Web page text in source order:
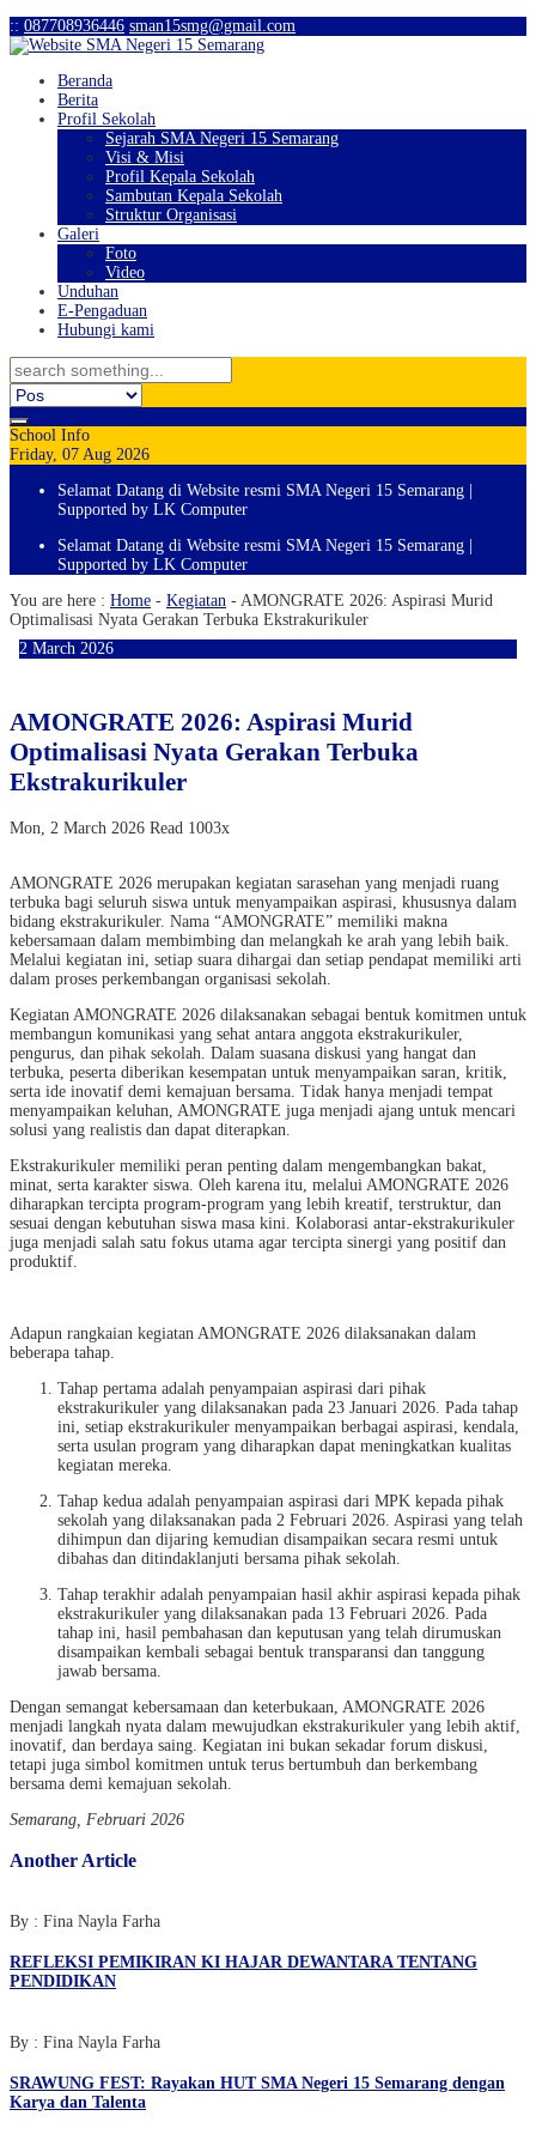
:: 087708936446 sman15smg@gmail.com
Beranda
Berita
Profil Sekolah
Sejarah SMA Negeri 15 Semarang
Visi & Misi
Profil Kepala Sekolah
Sambutan Kepala Sekolah
Struktur Organisasi
Galeri
Foto
Video
Unduhan
E-Pengaduan
Hubungi kami
School Info
Friday, 07 Aug 2026
Selamat Datang di Website resmi SMA Negeri 15 Semarang |
Supported by LK Computer
Selamat Datang di Website resmi SMA Negeri 15 Semarang |
Supported by LK Computer
You are here : Home - Kegiatan - AMONGRATE 2026: Aspirasi Murid
Optimalisasi Nyata Gerakan Terbuka Ekstrakurikuler
2 March 2026
AMONGRATE 2026: Aspirasi Murid
Optimalisasi Nyata Gerakan Terbuka
Ekstrakurikuler
Mon, 2 March 2026 Read 1003x
AMONGRATE 2026 merupakan kegiatan sarasehan yang menjadi ruang
terbuka bagi seluruh siswa untuk menyampaikan aspirasi, khususnya dalam
bidang ekstrakurikuler. Nama “AMONGRATE” memiliki makna
kebersamaan dalam membimbing dan melangkah ke arah yang lebih baik.
Melalui kegiatan ini, setiap suara dihargai dan setiap pendapat memiliki arti
dalam proses perkembangan organisasi sekolah.
Kegiatan AMONGRATE 2026 dilaksanakan sebagai bentuk komitmen untuk
membangun komunikasi yang sehat antara anggota ekstrakurikuler,
pengurus, dan pihak sekolah. Dalam suasana diskusi yang hangat dan
terbuka, peserta diberikan kesempatan untuk menyampaikan saran, kritik,
serta ide inovatif demi kemajuan bersama. Tidak hanya menjadi tempat
menyampaikan keluhan, AMONGRATE juga menjadi ajang untuk mencari
solusi yang realistis dan dapat diterapkan.
Ekstrakurikuler memiliki peran penting dalam mengembangkan bakat,
minat, serta karakter siswa. Oleh karena itu, melalui AMONGRATE 2026
diharapkan tercipta program-program yang lebih kreatif, terstruktur, dan
sesuai dengan kebutuhan siswa masa kini. Kolaborasi antar-ekstrakurikuler
juga menjadi salah satu fokus utama agar tercipta sinergi yang positif dan
produktif.
Adapun rangkaian kegiatan AMONGRATE 2026 dilaksanakan dalam
beberapa tahap.
Tahap pertama adalah penyampaian aspirasi dari pihak
ekstrakurikuler yang dilaksanakan pada 23 Januari 2026. Pada tahap
ini, setiap ekstrakurikuler menyampaikan berbagai aspirasi, kendala,
serta usulan program yang diharapkan dapat meningkatkan kualitas
kegiatan mereka.
Tahap kedua adalah penyampaian aspirasi dari MPK kepada pihak
sekolah yang dilaksanakan pada 2 Februari 2026. Aspirasi yang telah
dihimpun dan dijaring kemudian disampaikan secara resmi untuk
dibahas dan ditindaklanjuti bersama pihak sekolah.
Tahap terakhir adalah penyampaian hasil akhir aspirasi kepada pihak
ekstrakurikuler yang dilaksanakan pada 13 Februari 2026. Pada
tahap ini, hasil pembahasan dan keputusan yang telah dirumuskan
disampaikan kembali sebagai bentuk transparansi dan tanggung
jawab bersama.
Dengan semangat kebersamaan dan keterbukaan, AMONGRATE 2026
menjadi langkah nyata dalam mewujudkan ekstrakurikuler yang lebih aktif,
inovatif, dan berdaya saing. Kegiatan ini bukan sekadar forum diskusi,
tetapi juga simbol komitmen untuk terus bertumbuh dan berkembang
bersama demi kemajuan sekolah.
Semarang, Februari 2026
Another Article
By : Fina Nayla Farha
REFLEKSI PEMIKIRAN KI HAJAR DEWANTARA TENTANG
PENDIDIKAN
By : Fina Nayla Farha
SRAWUNG FEST: Rayakan HUT SMA Negeri 15 Semarang dengan
Karya dan Talenta